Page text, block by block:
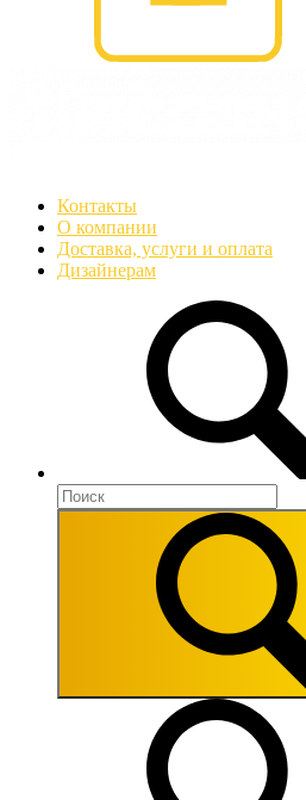
Контакты
О компании
Доставка, услуги и оплата
Дизайнерам